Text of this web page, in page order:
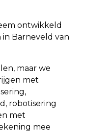
ontwikkeld
Barneveld van
maar we
met
robotisering
met
mee